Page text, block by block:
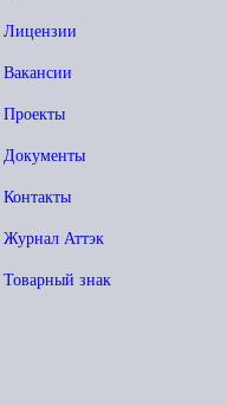
Лицензии
Вакансии
Проекты
Документы
Контакты
Журнал Аттэк
Товарный знак